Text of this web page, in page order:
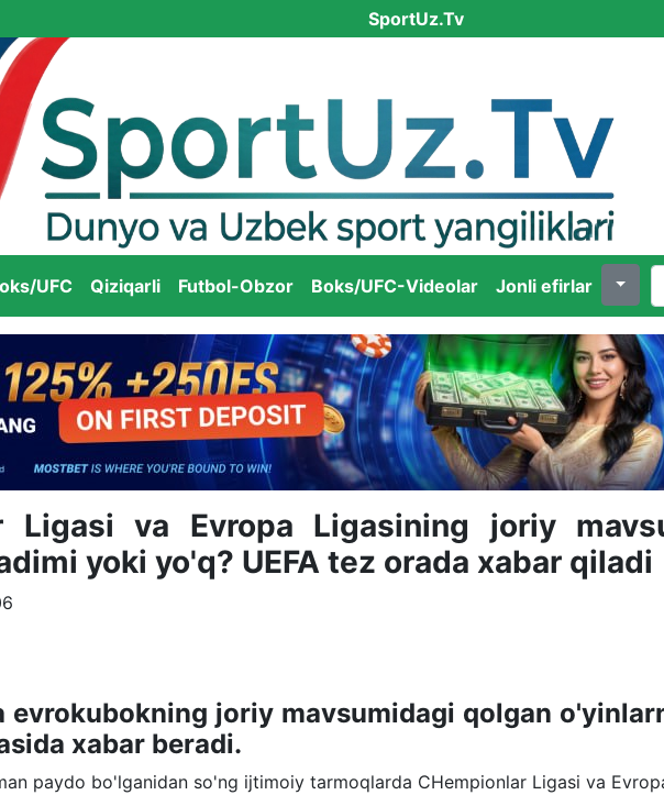
SportUz.Tv
UFC Qiziqarli Futbol-Obzor Boks/UFC-Videolar Jonli efirlar
Ligasi va Evropa Ligasining joriy
yoki yo'q? UEFA tez orada xabar qiladi
evrokubokning joriy mavsumidagi qolgan
xabar beradi.
paydo bo'lganidan so'ng ijtimoiy tarmoqlarda CHempionlar Ligasi va